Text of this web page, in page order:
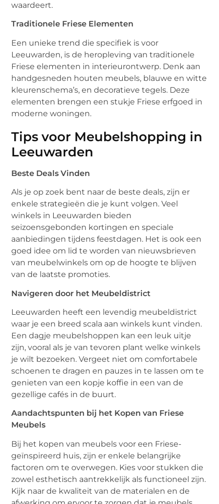
waardeert.
Traditionele Friese Elementen
Een unieke trend die specifiek is voor
Leeuwarden, is de heropleving van traditionele
Friese elementen in interieurontwerp. Denk aan
handgesneden houten meubels, blauwe en witte
kleurenschema’s, en decoratieve tegels. Deze
elementen brengen een stukje Friese erfgoed in
moderne woningen.
Tips voor Meubelshopping in
Leeuwarden
Beste Deals Vinden
Als je op zoek bent naar de beste deals, zijn er
enkele strategieën die je kunt volgen. Veel
winkels in Leeuwarden bieden
seizoensgebonden kortingen en speciale
aanbiedingen tijdens feestdagen. Het is ook een
goed idee om lid te worden van nieuwsbrieven
van meubelwinkels om op de hoogte te blijven
van de laatste promoties.
Navigeren door het Meubeldistrict
Leeuwarden heeft een levendig meubeldistrict
waar je een breed scala aan winkels kunt vinden.
Een dagje meubelshoppen kan een leuk uitje
zijn, vooral als je van tevoren plant welke winkels
je wilt bezoeken. Vergeet niet om comfortabele
schoenen te dragen en pauzes in te lassen om te
genieten van een kopje koffie in een van de
gezellige cafés in de buurt.
Aandachtspunten bij het Kopen van Friese
Meubels
Bij het kopen van meubels voor een Friese-
geïnspireerd huis, zijn er enkele belangrijke
factoren om te overwegen. Kies voor stukken die
zowel esthetisch aantrekkelijk als functioneel zijn.
Kijk naar de kwaliteit van de materialen en de